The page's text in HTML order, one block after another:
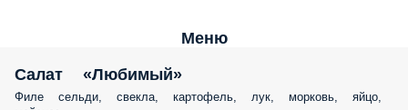
Меню
Салат «Любимый»
Филе сельди, свекла, картофель, лук, морковь, яйцо, майонез